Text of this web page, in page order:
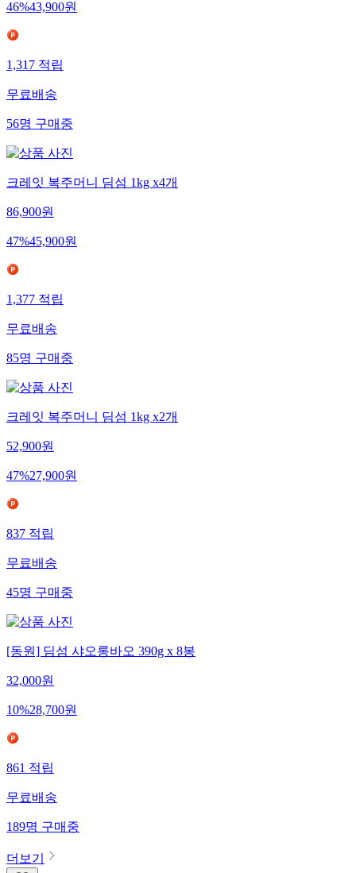
46%43,900원
1,317적립
무료배송
56명구매중
크레잇 복주머니 딤섬 1kg x4개
86,900원
47%45,900원
1,377적립
무료배송
85명구매중
크레잇 복주머니 딤섬 1kg x2개
52,900원
47%27,900원
837적립
무료배송
45명구매중
[동원] 딤섬 샤오롱바오 390g x 8봉
32,000원
10%28,700원
861적립
무료배송
189명구매중
더보기